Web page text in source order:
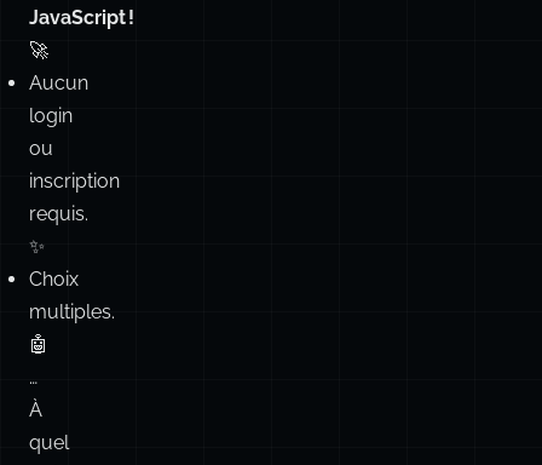
JavaScript !
🚀
Aucun
login
ou
inscription
requis.
✨
Choix
multiples.
🤖
…
À
quel